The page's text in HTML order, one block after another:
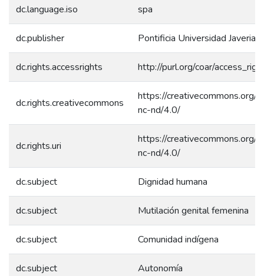
dc.language.iso spa
dc.publisher Pontificia Universidad
dc.rights.accessrights http://purl.org/coar/
dc.rights.creativecommons
https://creativecommons.org/
nc-nd/4.0/
dc.rights.uri
https://creativecommons.org/
nc-nd/4.0/
dc.subject Dignidad humana
dc.subject Mutilación genital femenina
dc.subject Comunidad indígena
dc.subject Autonomía